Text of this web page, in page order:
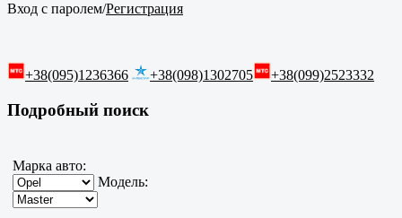
Вход с паролем/Регистрация
+38(095)1236366 +38(098)1302705 +38(099)2523332
Подробный поиск
Марка авто:
Модель: